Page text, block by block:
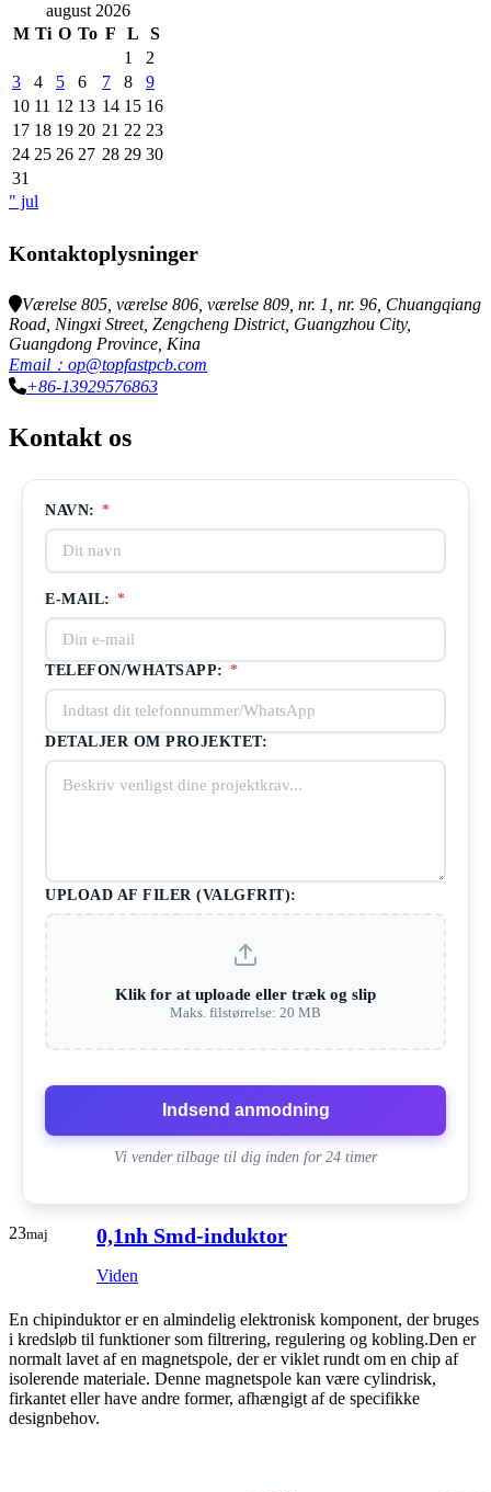
august 2026
M Ti O To F L
S
1
2
3
4 5 6 7 8
9
10 11 12 13 14 15 16
17 18 19 20 21 22 23
24 25 26 27 28 29 30
31
" jul
Kontaktoplysninger
Værelse 805, værelse 806, værelse 809, nr. 1, nr. 96, Chuangqiang
Road, Ningxi Street, Zengcheng District, Guangzhou City,
Guangdong Province, Kina
Email：op@topfastpcb.com
+86-13929576863
Kontakt os
NAVN: *
E-MAIL: *
TELEFON/WHATSAPP: *
DETALJER OM PROJEKTET:
UPLOAD AF FILER (VALGFRIT):
Klik for at uploade eller træk og slip
Maks. filstørrelse: 20 MB
Indsend anmodning
Vi vender tilbage til dig inden for 24 timer
23maj 0,1nh Smd-induktor
Viden
En chipinduktor er en almindelig elektronisk komponent, der bruges
i kredsløb til funktioner som filtrering, regulering og kobling.Den er
normalt lavet af en magnetspole, der er viklet rundt om en chip af
isolerende materiale. Denne magnetspole kan være cylindrisk,
firkantet eller have andre former, afhængigt af de specifikke
designbehov.